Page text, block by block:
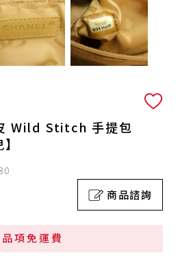
Wild Stitch 手提包
商品諮詢
項免運費